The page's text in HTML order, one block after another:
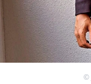
©